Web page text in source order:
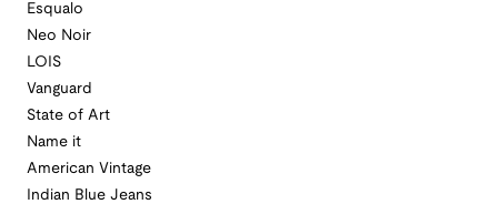
Esqualo
Neo Noir
LOIS
Vanguard
State of Art
Name it
American Vintage
Indian Blue Jeans